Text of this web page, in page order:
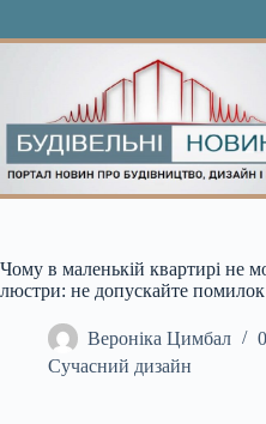
Чому в маленькій квартирі не
люстри: не допускайте помилок
Вероніка Цимбал
Сучасний дизайн